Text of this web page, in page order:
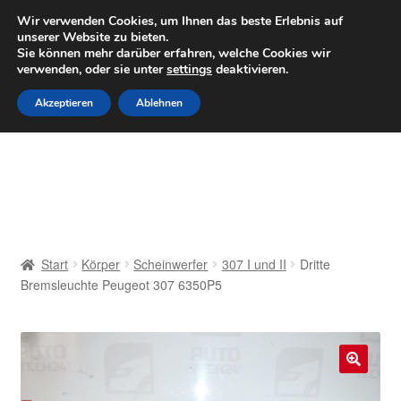
LIEFERUNG ab 6 EUR
Mo–Fr 9–16 Uhr · 0175 7465658
Zur
Navigation
springen
Zum
Inhalt
springen
Beschwerdeordnung
Datenschutz-Bestimmungen
Impressum
Start Körper Scheinwerfer 307 I und II
Dritte
Bremsleuchte Peugeot 307 6350P5
Wir verwenden Cookies, um Ihnen das beste Erlebnis auf
unserer Website zu bieten.
Sie können mehr darüber erfahren, welche Cookies wir
verwenden, oder sie untersettings deaktivieren.
Akzeptieren Ablehnen